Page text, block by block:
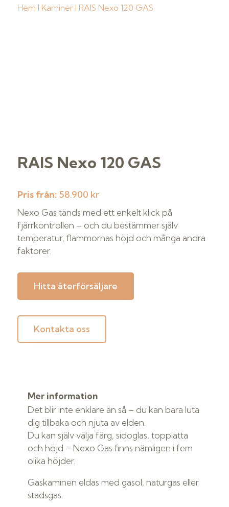
Hem I KaminerI RAIS Nexo 120 GAS
RAIS Nexo 120 GAS
Pris från: 58.900 kr
Nexo Gas tänds med ett enkelt klick på
fjärrkontrollen – och du bestämmer själv
temperatur, flammornas höjd och många andra
faktorer.
Hitta återförsäljare
Kontakta oss
Mer information
Det blir inte enklare än så – du kan bara luta
dig tillbaka och njuta av elden.
Du kan själv välja färg, sidoglas, topplatta
och höjd – Nexo Gas finns nämligen i fem
olika höjder.
Gaskaminen eldas med gasol, naturgas eller
stadsgas.